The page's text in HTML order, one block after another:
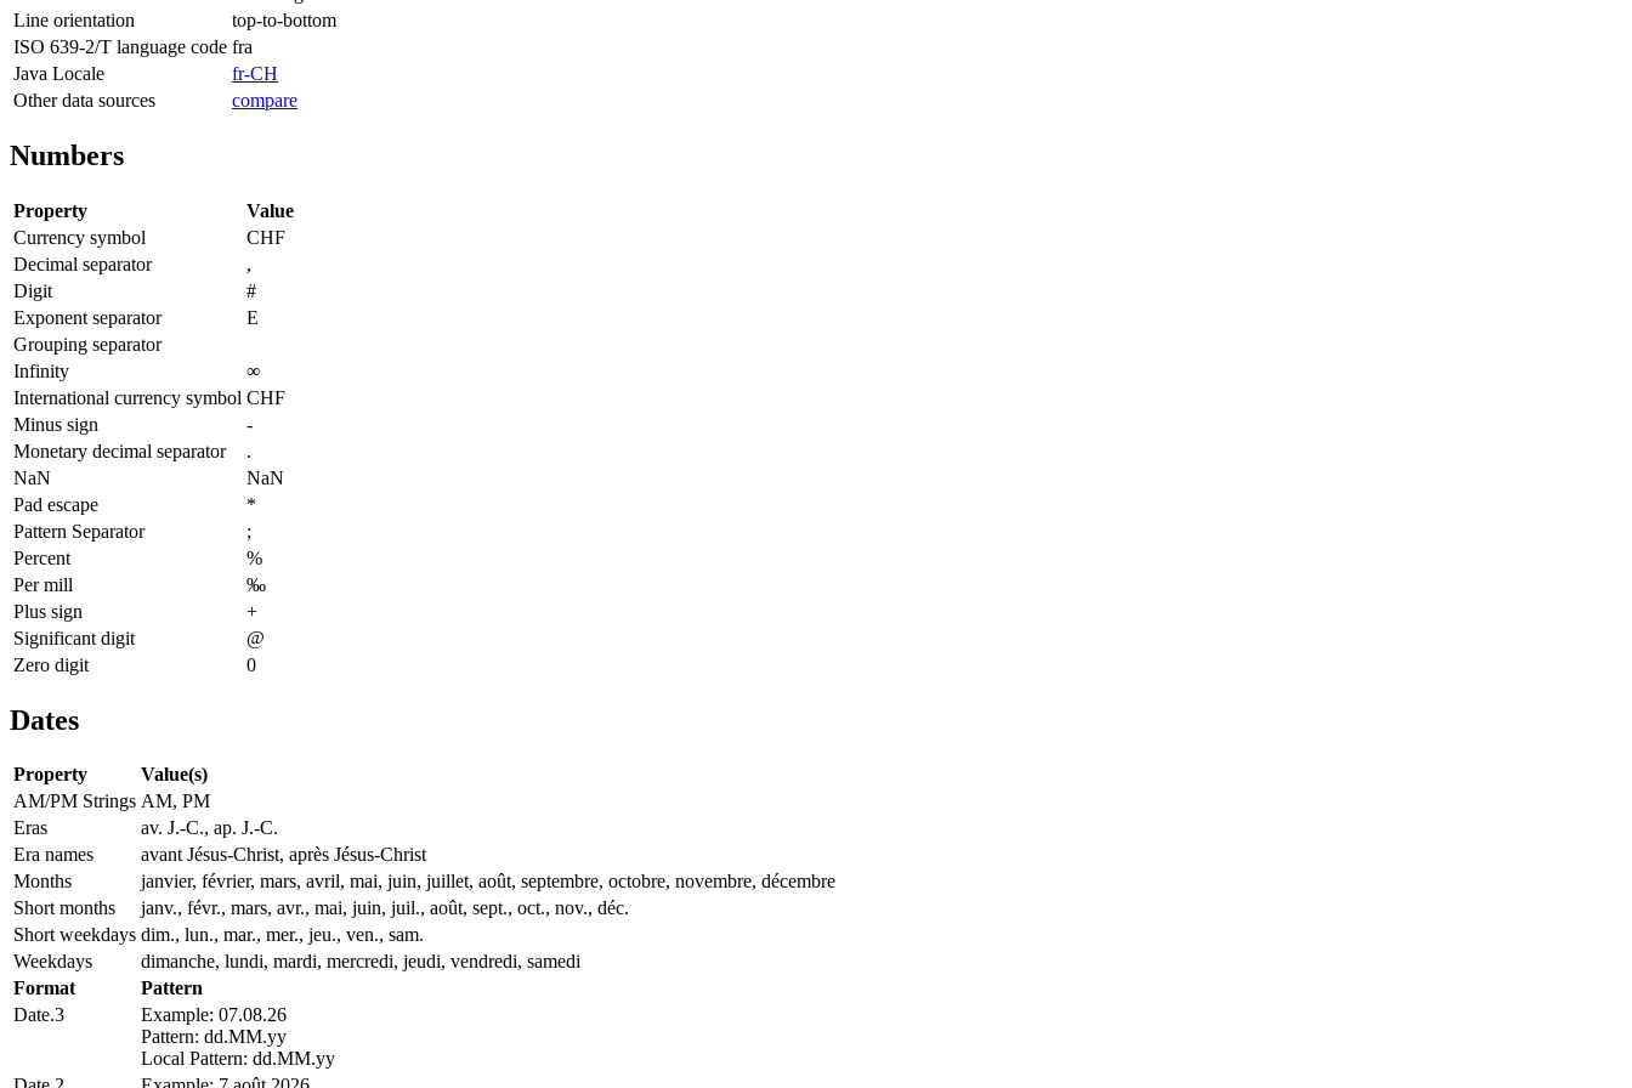
Line orientation
top-to-bottom
ISO 639-2/T language code fra
Java Locale
fr-CH
Other data sources
compare
Numbers
Property
Value
Currency symbol
CHF
Decimal separator
,
Digit
#
Exponent separator
E
Grouping separator
Infinity
∞
International currency symbol CHF
Minus sign
-
Monetary decimal separator
.
NaN
NaN
Pad escape
*
Pattern Separator
;
Percent
%
Per mill
‰
Plus sign
+
Significant digit
@
Zero digit
0
Dates
Property
Value(s)
AM/PM Strings AM, PM
Eras
av. J.-C., ap. J.-C.
Era names
avant Jésus-Christ, après Jésus-Christ
Months
janvier, février, mars, avril, mai, juin, juillet, août, septembre, octobre, novembre, décembre
Short months
janv., févr., mars, avr., mai, juin, juil., août, sept., oct., nov., déc.
Short weekdays dim., lun., mar., mer., jeu., ven., sam.
Weekdays
dimanche, lundi, mardi, mercredi, jeudi, vendredi, samedi
Format
Pattern
Date.3
Example: 07.08.26
Pattern: dd.MM.yy
Local Pattern: dd.MM.yy